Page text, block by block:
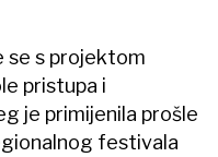
se s projektom
pristupa i
je primijenila prošle
festivala